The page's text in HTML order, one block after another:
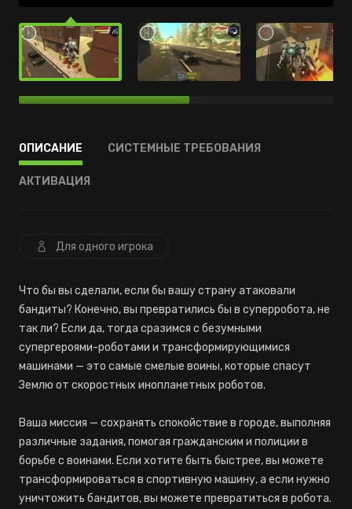
ОПИСАНИЕ СИСТЕМНЫЕ ТРЕБОВАНИЯ
АКТИВАЦИЯ
Для одного игрока
Что бы вы сделали, если бы вашу страну атаковали
бандиты? Конечно, вы превратились бы в суперробота, не
так ли? Если да, тогда сразимся с безумными
супергероями-роботами и трансформирующимися
машинами — это самые смелые воины, которые спасут
Землю от скоростных инопланетных роботов.
Ваша миссия — сохранять спокойствие в городе, выполняя
различные задания, помогая гражданским и полиции в
борьбе с воинами. Если хотите быть быстрее, вы можете
трансформироваться в спортивную машину, а если нужно
уничтожить бандитов, вы можете превратиться в робота.